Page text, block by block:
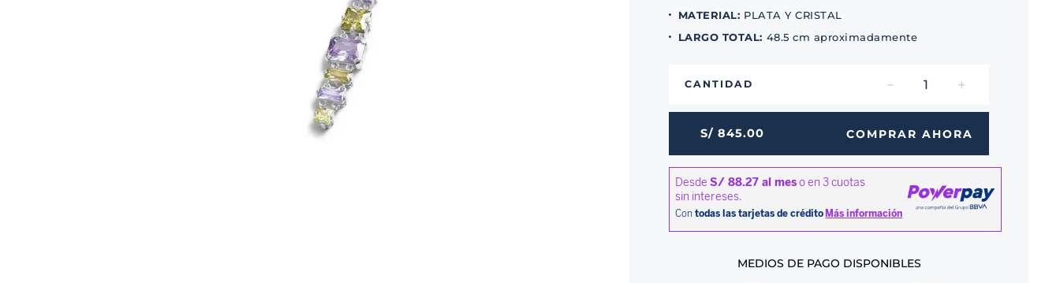
MATERIAL: PLATA Y CRISTAL
LARGO TOTAL: 48.5 cm aproximadamente
CANTIDAD ＋
－
S/ 845.00 COMPRAR AHORA
MEDIOS DE PAGO DISPONIBLES